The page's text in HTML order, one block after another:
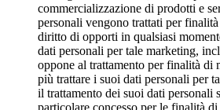
commercializzazione di prodotti e
personali vengono trattati per
diritto di opporti in qualsiasi
dati personali per tale marketing,
oppone al trattamento per finalità di
più trattare i suoi dati personali per
il trattamento dei suoi dati personali
particolare concesso per le finalità